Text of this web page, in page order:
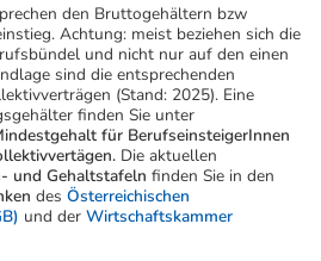
den Bruttogehältern bzw
Achtung: meist beziehen sich die
und nicht nur auf den einen
sind die entsprechenden
(Stand: 2025). Eine
finden Sie unter
für BerufseinsteigerInnen
Die aktuellen
und Gehaltstafeln finden Sie in den
des Österreichischen
und der Wirtschaftskammer